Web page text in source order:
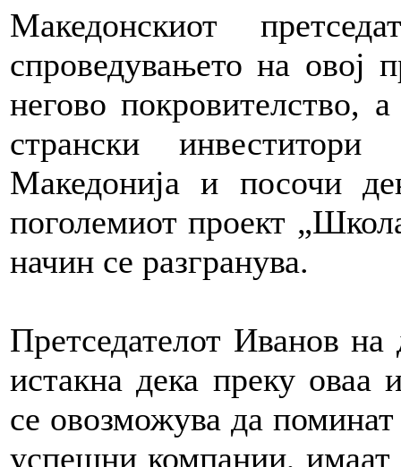
Македонскиот
спроведувањето на овој
негово покровителство,
странски
Македонија и посочи
поголемиот проект
начин се разгранува.
Претседателот Иванов на
истакна дека преку оваа
се овозможува да
успешни компании, имаат